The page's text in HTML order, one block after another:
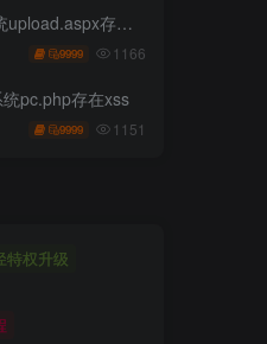
存在任意文件上传
9999 1166
pc.php存在xss
9999 1151
特权升级